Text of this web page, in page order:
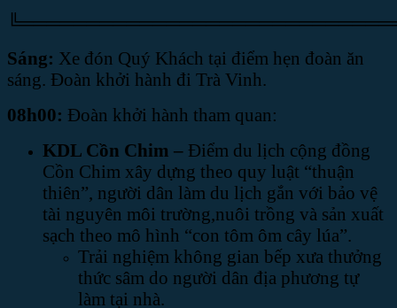
Sáng: Xe đón Quý Khách tại điểm hẹn đoàn ăn
sáng. Đoàn khởi hành đi Trà Vinh.
08h00: Đoàn khởi hành tham quan:
KDL Cồn Chim – Điểm du lịch cộng đồng
Cồn Chim xây dựng theo quy luật “thuận
thiên”, người dân làm du lịch gắn với bảo vệ
tài nguyên môi trường,nuôi trồng và sản xuất
sạch theo mô hình “con tôm ôm cây lúa”.
Trải nghiệm không gian bếp xưa thưởng
thức sâm do người dân địa phương tự
làm tại nhà.